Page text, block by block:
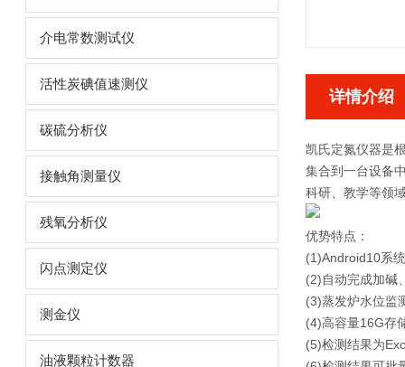
介电常数测试仪
活性炭碘值速测仪
碳硫分析仪
接触角测量仪
残氧分析仪
闪点测定仪
测金仪
油液颗粒计数器
详情介绍
凯氏定氮仪器是
集合到一台设备
科研、教学等领
优势特点：
(1)Android10系
(2)自动完成加碱
(3)蒸发炉水位监
(4)高容量16G存
(5)检测结果为